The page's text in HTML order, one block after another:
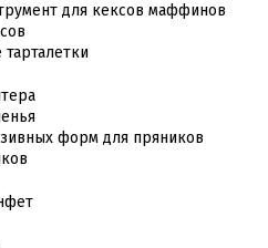
для кексов маффинов
форм для пряников